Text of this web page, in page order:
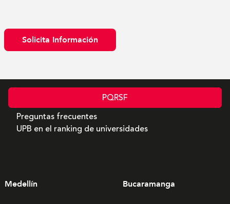
Solicita Información
PQRSF
Preguntas frecuentes
UPB en el ranking de universidades
Medellín Bucaramanga